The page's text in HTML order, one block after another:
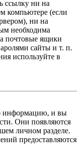
ссылку ни на
компьютере (если
ни на
необходима
почтовые ящики
сайты и т. п.
используйте в
информацию, и вы
Они появляются
личном разделе.
предоставляются